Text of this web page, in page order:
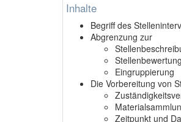
Inhalte
Begriff des
Abgrenzung zur
Stellenbewertung
Eingruppierung
Die Vorbereitung von
Zeitpunkt und